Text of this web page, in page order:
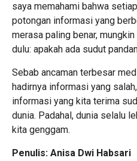
saya memahami bahwa
potongan informasi yang
merasa paling benar,
dulu: apakah ada sudut
Sebab ancaman terbesar
hadirnya informasi yang
informasi yang kita terima
dunia. Padahal, dunia selalu
kita genggam.
Penulis: Anisa Dwi Habsari